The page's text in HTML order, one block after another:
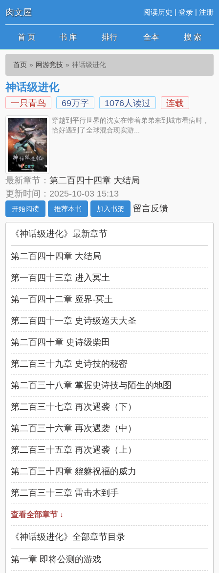
肉文屋 阅读历史 | 登录| 注册
首 页 书 库 排行 全本 搜 索
首页 网游竞技 神话级进化
神话级进化
一只青鸟 69万字 1076人读过 连载
穿越到平行世界的沈安在带着弟弟来到城市看病时，
恰好遇到了全球混合现实游...
最新章节：第二百四十四章 大结局
更新时间：2025-10-03 15:13
开始阅读 推荐本书 加入书架 留言反馈
《神话级进化》最新章节
第二百四十四章 大结局
第一百四十三章 进入冥土
第一百四十二章 魔界-冥土
第二百四十一章 史诗级巡天大圣
第二百四十章 史诗级柴田
第二百三十九章 史诗技的秘密
第二百三十八章 掌握史诗技与陌生的地图
第二百三十七章 再次遇袭（下）
第二百三十六章 再次遇袭（中）
第二百三十五章 再次遇袭（上）
第二百三十四章 貔貅祝福的威力
第二百三十三章 雷击木到手
查看全部章节 ↓
《神话级进化》全部章节目录
第一章 即将公测的游戏